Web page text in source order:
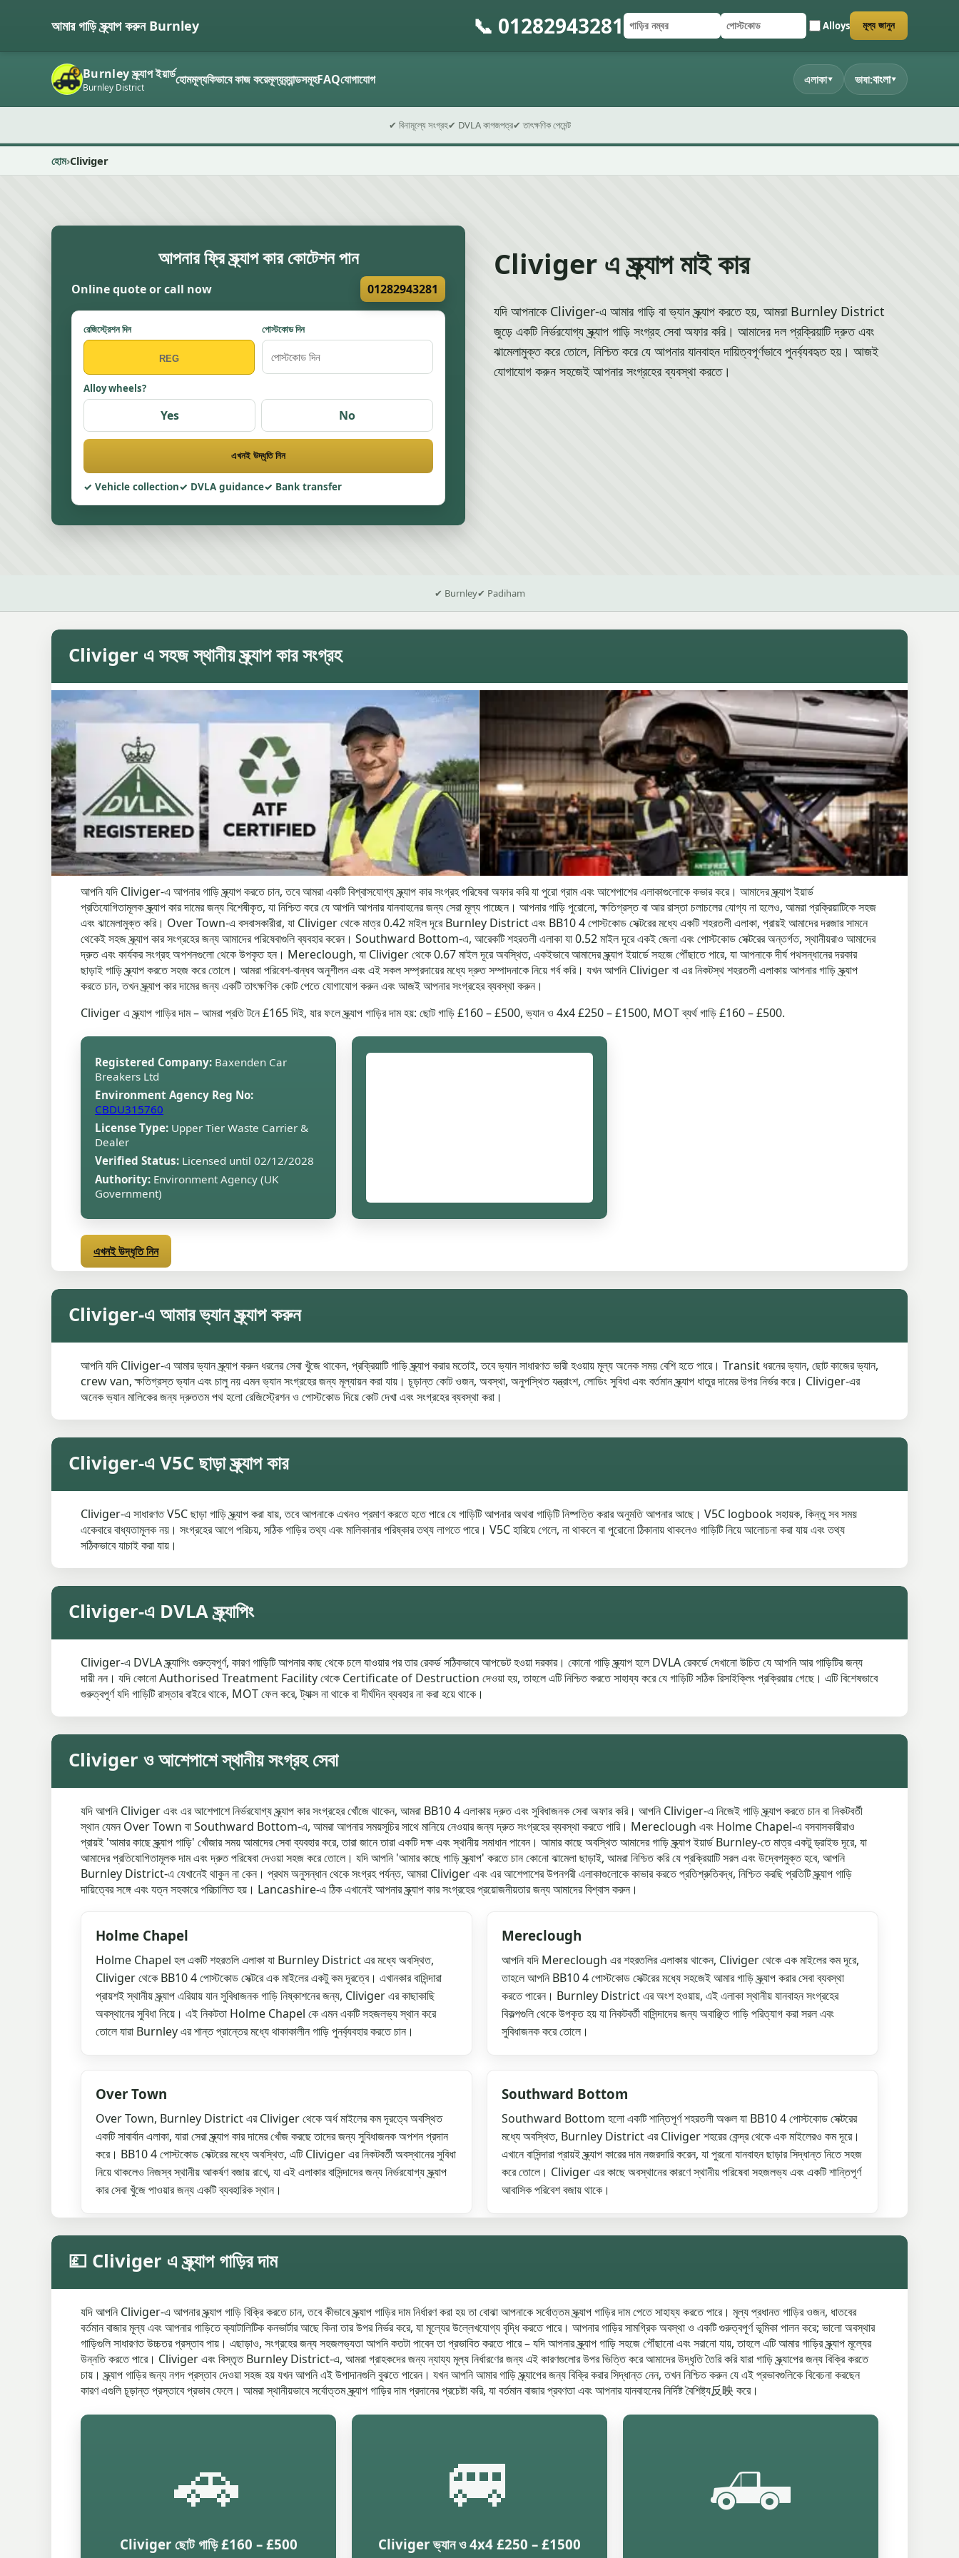
আমার গাড়ি স্ক্র্যাপ করুন Burnley 📞 01282943281গাড়ির নম্বর
পোস্টকোড Alloys
ফর্ম জমা দিন মূল্য জানুন
Burnley স্ক্র্যাপ ইয়ার্ড
Burnley District হোমমূল্যকিভাবে কাজ করেমূল্যব্র্যান্ডসমূহFAQযোগাযোগ এলাকা▾ ভাষা:বাংলা▾
✔ বিনামূল্যে সংগ্রহ✔ DVLA কাগজপত্র✔ তাৎক্ষণিক পেমেন্ট
হোম Cliviger
আপনার ফ্রি স্ক্র্যাপ কার কোটেশন পান
Online quote or call now 01282943281
রেজিস্ট্রেশন দিন পোস্টকোড দিন
Alloy wheels?
Yes No
এখনই উদ্ধৃতি নিন
Vehicle collection DVLA guidance Bank transfer
Cliviger এ স্ক্র্যাপ মাই কার
যদি আপনাকে Cliviger-এ আমার গাড়ি বা ভ্যান স্ক্র্যাপ করতে হয়, আমরা Burnley District
জুড়ে একটি নির্ভরযোগ্য স্ক্র্যাপ গাড়ি সংগ্রহ সেবা অফার করি। আমাদের দল প্রক্রিয়াটি দ্রুত এবং
ঝামেলামুক্ত করে তোলে, নিশ্চিত করে যে আপনার যানবাহন দায়িত্বপূর্ণভাবে পুনর্ব্যবহৃত হয়। আজই
যোগাযোগ করুন সহজেই আপনার সংগ্রহের ব্যবস্থা করতে।
✔ Burnley✔ Padiham
Cliviger এ সহজ স্থানীয় স্ক্র্যাপ কার সংগ্রহ
আপনি যদি Cliviger-এ আপনার গাড়ি স্ক্র্যাপ করতে চান, তবে আমরা একটি বিশ্বাসযোগ্য স্ক্র্যাপ কার সংগ্রহ পরিষেবা অফার করি যা পুরো গ্রাম এবং আশেপাশের এলাকাগুলোকে কভার করে। আমাদের স্ক্র্যাপ ইয়ার্ড
প্রতিযোগিতামূলক স্ক্র্যাপ কার দামের জন্য বিশেষীকৃত, যা নিশ্চিত করে যে আপনি আপনার যানবাহনের জন্য সেরা মূল্য পাচ্ছেন। আপনার গাড়ি পুরোনো, ক্ষতিগ্রস্ত বা আর রাস্তা চলাচলের যোগ্য না হলেও, আমরা প্রক্রিয়াটিকে সহজ
এবং ঝামেলামুক্ত করি। Over Town-এ বসবাসকারীরা, যা Cliviger থেকে মাত্র 0.42 মাইল দূরে Burnley District এবং BB10 4 পোস্টকোড সেক্টরের মধ্যে একটি শহরতলী এলাকা, প্রায়ই আমাদের দরজার সামনে
থেকেই সহজ স্ক্র্যাপ কার সংগ্রহের জন্য আমাদের পরিষেবাগুলি ব্যবহার করেন। Southward Bottom-এ, আরেকটি শহরতলী এলাকা যা 0.52 মাইল দূরে একই জেলা এবং পোস্টকোড সেক্টরের অন্তর্গত, স্থানীয়রাও আমাদের
দ্রুত এবং কার্যকর সংগ্রহ অপশনগুলো থেকে উপকৃত হন। Mereclough, যা Cliviger থেকে 0.67 মাইল দূরে অবস্থিত, একইভাবে আমাদের স্ক্র্যাপ ইয়ার্ডে সহজে পৌঁছাতে পারে, যা আপনাকে দীর্ঘ পথসন্ধানের দরকার
ছাড়াই গাড়ি স্ক্র্যাপ করতে সহজ করে তোলে। আমরা পরিবেশ-বান্ধব অনুশীলন এবং এই সকল সম্প্রদায়ের মধ্যে দ্রুত সম্পাদনাকে নিয়ে গর্ব করি। যখন আপনি Cliviger বা এর নিকটস্থ শহরতলী এলাকায় আপনার গাড়ি স্ক্র্যাপ
করতে চান, তখন স্ক্র্যাপ কার দামের জন্য একটি তাৎক্ষণিক কোট পেতে যোগাযোগ করুন এবং আজই আপনার সংগ্রহের ব্যবস্থা করুন।
Cliviger এ স্ক্র্যাপ গাড়ির দাম – আমরা প্রতি টনে £165 দিই, যার ফলে স্ক্র্যাপ গাড়ির দাম হয়: ছোট গাড়ি £160 – £500, ভ্যান ও 4x4 £250 – £1500, MOT ব্যর্থ গাড়ি £160 – £500.
Registered Company: Baxenden Car
Breakers Ltd
Environment Agency Reg No:
CBDU315760
License Type: Upper Tier Waste Carrier &
Dealer
Verified Status: Licensed until 02/12/2028
Authority: Environment Agency (UK
Government)
এখনই উদ্ধৃতি নিন
Cliviger-এ আমার ভ্যান স্ক্র্যাপ করুন
আপনি যদি Cliviger-এ আমার ভ্যান স্ক্র্যাপ করুন ধরনের সেবা খুঁজে থাকেন, প্রক্রিয়াটি গাড়ি স্ক্র্যাপ করার মতোই, তবে ভ্যান সাধারণত ভারী হওয়ায় মূল্য অনেক সময় বেশি হতে পারে। Transit ধরনের ভ্যান, ছোট কাজের ভ্যান,
crew van, ক্ষতিগ্রস্ত ভ্যান এবং চালু নয় এমন ভ্যান সংগ্রহের জন্য মূল্যায়ন করা যায়। চূড়ান্ত কোট ওজন, অবস্থা, অনুপস্থিত যন্ত্রাংশ, লোডিং সুবিধা এবং বর্তমান স্ক্র্যাপ ধাতুর দামের উপর নির্ভর করে। Cliviger-এর
অনেক ভ্যান মালিকের জন্য দ্রুততম পথ হলো রেজিস্ট্রেশন ও পোস্টকোড দিয়ে কোট দেখা এবং সংগ্রহের ব্যবস্থা করা।
Cliviger-এ V5C ছাড়া স্ক্র্যাপ কার
Cliviger-এ সাধারণত V5C ছাড়া গাড়ি স্ক্র্যাপ করা যায়, তবে আপনাকে এখনও প্রমাণ করতে হতে পারে যে গাড়িটি আপনার অথবা গাড়িটি নিষ্পত্তি করার অনুমতি আপনার আছে। V5C logbook সহায়ক, কিন্তু সব সময়
একেবারে বাধ্যতামূলক নয়। সংগ্রহের আগে পরিচয়, সঠিক গাড়ির তথ্য এবং মালিকানার পরিষ্কার তথ্য লাগতে পারে। V5C হারিয়ে গেলে, না থাকলে বা পুরোনো ঠিকানায় থাকলেও গাড়িটি নিয়ে আলোচনা করা যায় এবং তথ্য
সঠিকভাবে যাচাই করা যায়।
Cliviger-এ DVLA স্ক্র্যাপিং
Cliviger-এ DVLA স্ক্র্যাপিং গুরুত্বপূর্ণ, কারণ গাড়িটি আপনার কাছ থেকে চলে যাওয়ার পর তার রেকর্ড সঠিকভাবে আপডেট হওয়া দরকার। কোনো গাড়ি স্ক্র্যাপ হলে DVLA রেকর্ডে দেখানো উচিত যে আপনি আর গাড়িটির জন্য
দায়ী নন। যদি কোনো Authorised Treatment Facility থেকে Certificate of Destruction দেওয়া হয়, তাহলে এটি নিশ্চিত করতে সাহায্য করে যে গাড়িটি সঠিক রিসাইক্লিং প্রক্রিয়ায় গেছে। এটি বিশেষভাবে
গুরুত্বপূর্ণ যদি গাড়িটি রাস্তার বাইরে থাকে, MOT ফেল করে, ট্যাক্স না থাকে বা দীর্ঘদিন ব্যবহার না করা হয়ে থাকে।
Cliviger ও আশেপাশে স্থানীয় সংগ্রহ সেবা
যদি আপনি Cliviger এবং এর আশেপাশে নির্ভরযোগ্য স্ক্র্যাপ কার সংগ্রহের খোঁজে থাকেন, আমরা BB10 4 এলাকায় দ্রুত এবং সুবিধাজনক সেবা অফার করি। আপনি Cliviger-এ নিজেই গাড়ি স্ক্র্যাপ করতে চান বা নিকটবর্তী
স্থান যেমন Over Town বা Southward Bottom-এ, আমরা আপনার সময়সূচির সাথে মানিয়ে নেওয়ার জন্য দ্রুত সংগ্রহের ব্যবস্থা করতে পারি। Mereclough এবং Holme Chapel-এ বসবাসকারীরাও
প্রায়ই 'আমার কাছে স্ক্র্যাপ গাড়ি' খোঁজার সময় আমাদের সেবা ব্যবহার করে, তারা জানে তারা একটি দক্ষ এবং স্থানীয় সমাধান পাবেন। আমার কাছে অবস্থিত আমাদের গাড়ি স্ক্র্যাপ ইয়ার্ড Burnley-তে মাত্র একটু ড্রাইভ দূরে, যা
আমাদের প্রতিযোগিতামূলক দাম এবং দ্রুত পরিষেবা দেওয়া সহজ করে তোলে। যদি আপনি 'আমার কাছে গাড়ি স্ক্র্যাপ' করতে চান কোনো ঝামেলা ছাড়াই, আমরা নিশ্চিত করি যে প্রক্রিয়াটি সরল এবং উদ্বেগমুক্ত হবে, আপনি
Burnley District-এ যেখানেই থাকুন না কেন। প্রথম অনুসন্ধান থেকে সংগ্রহ পর্যন্ত, আমরা Cliviger এবং এর আশেপাশের উপনগরী এলাকাগুলোকে কাভার করতে প্রতিশ্রুতিবদ্ধ, নিশ্চিত করছি প্রতিটি স্ক্র্যাপ গাড়ি
দায়িত্বের সঙ্গে এবং যত্ন সহকারে পরিচালিত হয়। Lancashire-এ ঠিক এখানেই আপনার স্ক্র্যাপ কার সংগ্রহের প্রয়োজনীয়তার জন্য আমাদের বিশ্বাস করুন।
Holme Chapel
Holme Chapel হল একটি শহরতলি এলাকা যা Burnley District এর মধ্যে অবস্থিত,
Cliviger থেকে BB10 4 পোস্টকোড সেক্টরে এক মাইলের একটু কম দূরত্বে। এখানকার বাসিন্দারা
প্রায়শই স্থানীয় স্ক্র্যাপ এরিয়ায় যান সুবিধাজনক গাড়ি নিষ্কাশনের জন্য, Cliviger এর কাছাকাছি
অবস্থানের সুবিধা নিয়ে। এই নিকটতা Holme Chapel কে এমন একটি সহজলভ্য স্থান করে
তোলে যারা Burnley এর শান্ত প্রান্তের মধ্যে থাকাকালীন গাড়ি পুনর্ব্যবহার করতে চান।
Mereclough
আপনি যদি Mereclough এর শহরতলির এলাকায় থাকেন, Cliviger থেকে এক মাইলের কম দূরে,
তাহলে আপনি BB10 4 পোস্টকোড সেক্টরের মধ্যে সহজেই আমার গাড়ি স্ক্র্যাপ করার সেবা ব্যবস্থা
করতে পারেন। Burnley District এর অংশ হওয়ায়, এই এলাকা স্থানীয় যানবাহন সংগ্রহের
বিকল্পগুলি থেকে উপকৃত হয় যা নিকটবর্তী বাসিন্দাদের জন্য অবাঞ্ছিত গাড়ি পরিত্যাগ করা সরল এবং
সুবিধাজনক করে তোলে।
Over Town
Over Town, Burnley District এর Cliviger থেকে অর্ধ মাইলের কম দূরত্বে অবস্থিত
একটি সাবার্বান এলাকা, যারা সেরা স্ক্র্যাপ কার দামের খোঁজ করছে তাদের জন্য সুবিধাজনক অপশন প্রদান
করে। BB10 4 পোস্টকোড সেক্টরের মধ্যে অবস্থিত, এটি Cliviger এর নিকটবর্তী অবস্থানের সুবিধা
নিয়ে থাকলেও নিজস্ব স্থানীয় আকর্ষণ বজায় রাখে, যা এই এলাকার বাসিন্দাদের জন্য নির্ভরযোগ্য স্ক্র্যাপ
কার সেবা খুঁজে পাওয়ার জন্য একটি ব্যবহারিক স্থান।
Southward Bottom
Southward Bottom হলো একটি শান্তিপূর্ণ শহরতলী অঞ্চল যা BB10 4 পোস্টকোড সেক্টরের
মধ্যে অবস্থিত, Burnley District এর Cliviger শহরের কেন্দ্র থেকে এক মাইলেরও কম দূরে।
এখানে বাসিন্দারা প্রায়ই স্ক্র্যাপ কারের দাম নজরদারি করেন, যা পুরনো যানবাহন ছাড়ার সিদ্ধান্ত নিতে সহজ
করে তোলে। Cliviger এর কাছে অবস্থানের কারণে স্থানীয় পরিষেবা সহজলভ্য এবং একটি শান্তিপূর্ণ
আবাসিক পরিবেশ বজায় থাকে।
💷 Cliviger এ স্ক্র্যাপ গাড়ির দাম
যদি আপনি Cliviger-এ আপনার স্ক্র্যাপ গাড়ি বিক্রি করতে চান, তবে কীভাবে স্ক্র্যাপ গাড়ির দাম নির্ধারণ করা হয় তা বোঝা আপনাকে সর্বোত্তম স্ক্র্যাপ গাড়ির দাম পেতে সাহায্য করতে পারে। মূল্য প্রধানত গাড়ির ওজন, ধাতবের
বর্তমান বাজার মূল্য এবং আপনার গাড়িতে ক্যাটালিটিক কনভার্টার আছে কিনা তার উপর নির্ভর করে, যা মূল্যের উল্লেখযোগ্য বৃদ্ধি করতে পারে। আপনার গাড়ির সামগ্রিক অবস্থা ও একটি গুরুত্বপূর্ণ ভূমিকা পালন করে; ভালো অবস্থার
গাড়িগুলি সাধারণত উচ্চতর প্রস্তাব পায়। এছাড়াও, সংগ্রহের জন্য সহজলভ্যতা আপনি কতটা পাবেন তা প্রভাবিত করতে পারে – যদি আপনার স্ক্র্যাপ গাড়ি সহজে পৌঁছানো এবং সরানো যায়, তাহলে এটি আমার গাড়ির স্ক্র্যাপ মূল্যের
উন্নতি করতে পারে। Cliviger এবং বিস্তৃত Burnley District-এ, আমরা গ্রাহকদের জন্য ন্যায্য মূল্য নির্ধারণের জন্য এই কারণগুলোর উপর ভিত্তি করে আমাদের উদ্ধৃতি তৈরি করি যারা গাড়ি স্ক্র্যাপের জন্য বিক্রি করতে
চায়। স্ক্র্যাপ গাড়ির জন্য নগদ প্রস্তাব দেওয়া সহজ হয় যখন আপনি এই উপাদানগুলি বুঝতে পারেন। যখন আপনি আমার গাড়ি স্ক্র্যাপের জন্য বিক্রি করার সিদ্ধান্ত নেন, তখন নিশ্চিত করুন যে এই প্রভাবগুলিকে বিবেচনা করছেন
কারণ এগুলি চূড়ান্ত প্রস্তাবে প্রভাব ফেলে। আমরা স্থানীয়ভাবে সর্বোত্তম স্ক্র্যাপ গাড়ির দাম প্রদানের প্রচেষ্টা করি, যা বর্তমান বাজার প্রবণতা এবং আপনার যানবাহনের নির্দিষ্ট বৈশিষ্ট্য反映 করে।
🚗
Cliviger ছোট গাড়ি £160 – £500
🚐
Cliviger ভ্যান ও 4x4 £250 – £1500
🛻